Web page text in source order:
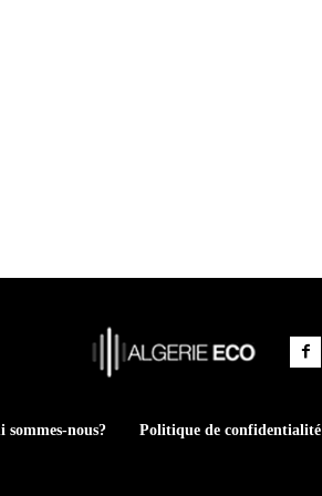
sommes-nous? Politique de confidentialité